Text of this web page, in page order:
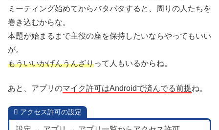
ミーティング始めてからバタバタすると、周りの人たちを
巻き込むからな。
本題が始まるまで主役の座を保持したいならやってもいい
が。
もういいかげんうんざりって人もいるからね。
あと、アプリのマイク許可はAndroidで済んでる前提ね。
アクセス許可の設定